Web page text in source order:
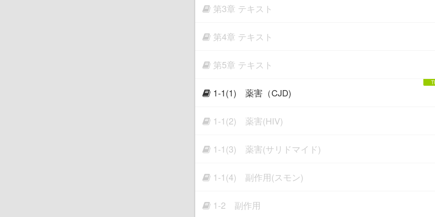
第3章 テキスト
第4章 テキスト
第5章 テキスト
1-1(1) 薬害（CJD)
1-1(2) 薬害(HIV)
1-1(3) 薬害(サリドマイド)
1-1(4) 副作用(スモン)
1-2 副作用